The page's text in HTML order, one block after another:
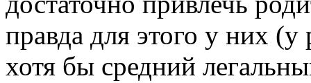
правда для этого у них
хотя бы средний